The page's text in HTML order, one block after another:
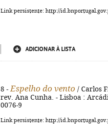
Link persistente: http://
ADICIONAR À LISTA
8 - Espelho do vento / Carlos
rev. Ana Cunha. - Lisboa :
0076-9
Link persistente: http://